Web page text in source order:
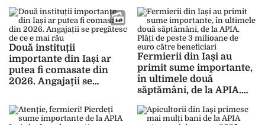
Două instituții
importante din Iași ar
putea fi comasate din
2026. Angajații se
Fermierii din Iași au
primit sume importante,
în ultimele două
săptămâni, de la APIA.
de euro către beneficiari